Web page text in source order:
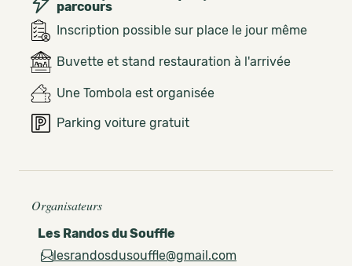
parcours
Inscription possible sur place le jour même
Buvette et stand restauration à l'arrivée
Une Tombola est organisée
Parking voiture gratuit
Organisateurs
Les Randos du Souffle
lesrandosdusouffle@gmail.com